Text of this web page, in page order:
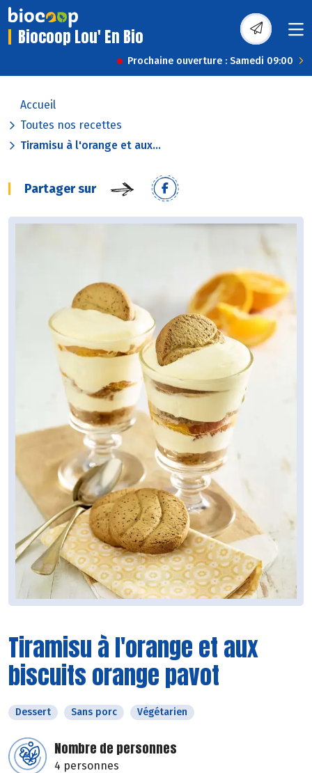
Biocoop Lou' En Bio
Prochaine ouverture : Samedi 09:00
Accueil
Toutes nos recettes
Tiramisu à l'orange et aux...
Partager sur
Tiramisu à l'orange et aux
biscuits orange pavot
Dessert Sans porc Végétarien
Nombre de personnes
4 personnes